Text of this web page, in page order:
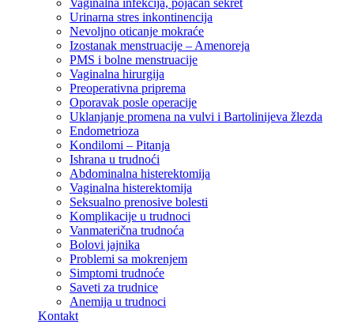
Vaginalna infekcija, pojačan sekret
Urinarna stres inkontinencija
Nevoljno oticanje mokraće
Izostanak menstruacije – Amenoreja
PMS i bolne menstruacije
Vaginalna hirurgija
Preoperativna priprema
Oporavak posle operacije
Uklanjanje promena na vulvi i Bartolinijeva žlezda
Endometrioza
Kondilomi – Pitanja
Ishrana u trudnoći
Abdominalna histerektomija
Vaginalna histerektomija
Seksualno prenosive bolesti
Komplikacije u trudnoci
Vanmaterična trudnoća
Bolovi jajnika
Problemi sa mokrenjem
Simptomi trudnoće
Saveti za trudnice
Anemija u trudnoci
Kontakt